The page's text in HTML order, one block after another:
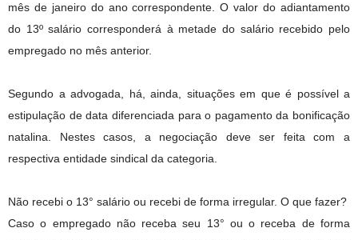
mês de janeiro do ano correspondente. O valor do adiantamento
do 13º salário corresponderá à metade do salário recebido pelo
empregado no mês anterior.
Segundo a advogada, há, ainda, situações em que é possível a
estipulação de data diferenciada para o pagamento da bonificação
natalina. Nestes casos, a negociação deve ser feita com a
respectiva entidade sindical da categoria.
Não recebi o 13° salário ou recebi de forma irregular. O que fazer?
Caso o empregado não receba seu 13° ou o receba de forma